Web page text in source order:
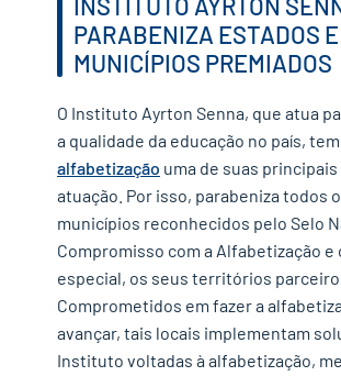
PARABENIZA ESTADOS E
MUNICÍPIOS PREMIADOS
O Instituto Ayrton Senna, que atua
a qualidade da educação no país,
alfabetização uma de suas
atuação. Por isso, parabeniza todos
municípios reconhecidos pelo Selo
Compromisso com a Alfabetização e
especial, os seus territórios
Comprometidos em fazer a
avançar, tais locais implementam
Instituto voltadas à alfabetização,